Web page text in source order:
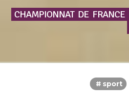
CHAMPIONNAT DE FRANCE
sport